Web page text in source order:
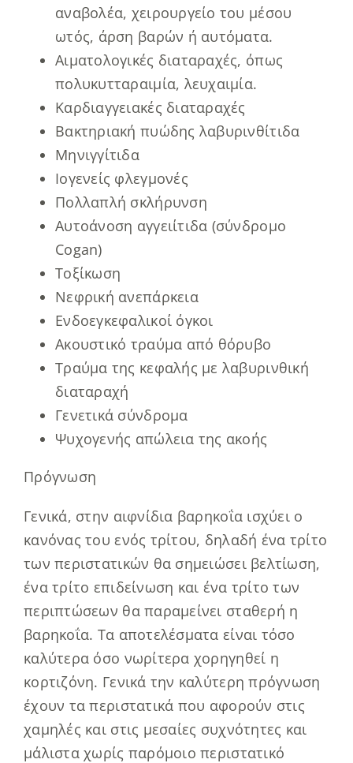
αναβολέα, χειρουργείο του μέσου
ωτός, άρση βαρών ή αυτόματα.
Αιματολογικές διαταραχές, όπως
πολυκυτταραιμία, λευχαιμία.
Καρδιαγγειακές διαταραχές
Βακτηριακή πυώδης λαβυρινθίτιδα
Μηνιγγίτιδα
Ιογενείς φλεγμονές
Πολλαπλή σκλήρυνση
Αυτοάνοση αγγειίτιδα (σύνδρομο
Cogan)
Τοξίκωση
Νεφρική ανεπάρκεια
Ενδοεγκεφαλικοί όγκοι
Ακουστικό τραύμα από θόρυβο
Τραύμα της κεφαλής με λαβυρινθική
διαταραχή
Γενετικά σύνδρομα
Ψυχογενής απώλεια της ακοής
Πρόγνωση
Γενικά, στην αιφνίδια βαρηκοΐα ισχύει ο
κανόνας του ενός τρίτου, δηλαδή ένα τρίτο
των περιστατικών θα σημειώσει βελτίωση,
ένα τρίτο επιδείνωση και ένα τρίτο των
περιπτώσεων θα παραμείνει σταθερή η
βαρηκοΐα. Τα αποτελέσματα είναι τόσο
καλύτερα όσο νωρίτερα χορηγηθεί η
κορτιζόνη. Γενικά την καλύτερη πρόγνωση
έχουν τα περιστατικά που αφορούν στις
χαμηλές και στις μεσαίες συχνότητες και
μάλιστα χωρίς παρόμοιο περιστατικό